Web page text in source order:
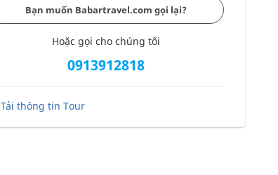
Bạn muốn Babartravel.com gọi lại?
Hoặc gọi cho chúng tôi
0913912818
Tải thông tin Tour